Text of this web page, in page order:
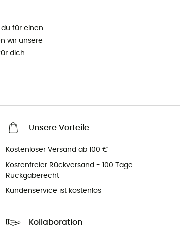
du für einen
wir unsere
dich.
Unsere Vorteile
Kostenloser Versand ab 100 €
Kostenfreier Rückversand - 100 Tage
Rückgaberecht
Kundenservice ist kostenlos
Kollaboration